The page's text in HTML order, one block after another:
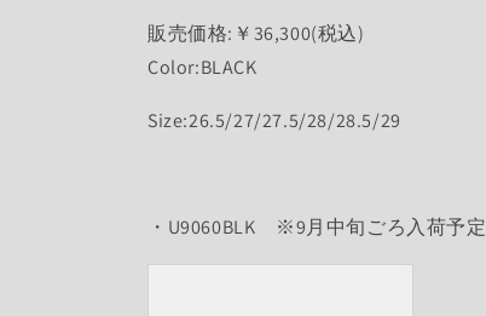
販売価格:￥36,300(税込)
Color:BLACK
Size:26.5/27/27.5/28/28.5/29
・U9060BLK ※9月中旬ごろ入荷予定